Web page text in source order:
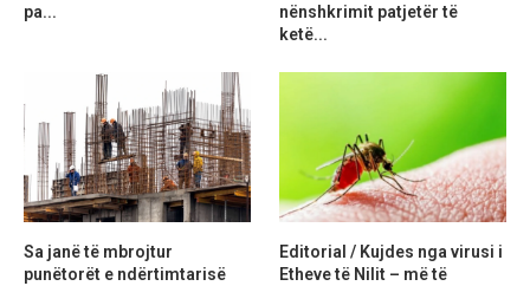
pa...
nënshkrimit patjetër të
ketë...
Sa janë të mbrojtur
punëtorët e ndërtimtarisë
Editorial / Kujdes nga virusi i
Etheve të Nilit – më të